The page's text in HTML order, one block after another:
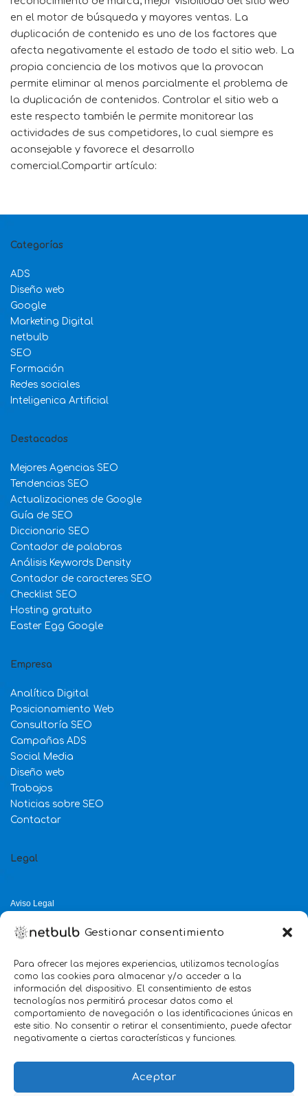
Gestionar consentimiento
Para ofrecer las mejores experiencias, utilizamos tecnologías
como las cookies para almacenar y/o acceder a la
información del dispositivo. El consentimiento de estas
tecnologías nos permitirá procesar datos como el
comportamiento de navegación o las identificaciones únicas en
este sitio. No consentir o retirar el consentimiento, puede afectar
negativamente a ciertas características y funciones.
Aceptar
en el motor de búsqueda y mayores ventas. La
duplicación de contenido es uno de los factores que
afecta negativamente el estado de todo el sitio web. La
propia conciencia de los motivos que la provocan
permite eliminar al menos parcialmente el problema de
la duplicación de contenidos. Controlar el sitio web a
este respecto también le permite monitorear las
actividades de sus competidores, lo cual siempre es
aconsejable y favorece el desarrollo
comercial.Compartir artículo:
Categorías
ADS
Diseño web
Google
Marketing Digital
netbulb
SEO
Formación
Redes sociales
Inteligenica Artificial
Destacados
Mejores Agencias SEO
Tendencias SEO
Actualizaciones de Google
Guía de SEO
Diccionario SEO
Contador de palabras
Análisis Keywords Density
Contador de caracteres SEO
Checklist SEO
Hosting gratuito
Easter Egg Google
Empresa
Analítica Digital
Posicionamiento Web
Consultoría SEO
Campañas ADS
Social Media
Diseño web
Trabajos
Noticias sobre SEO
Contactar
Legal
Aviso Legal
Política de Cookies
5.0
Servicio mejor valorado 2025
verificado por: Trustindex